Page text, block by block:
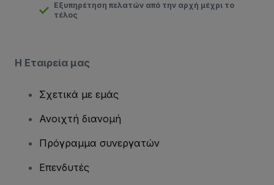
Εξυπηρέτηση πελατών από την αρχή μέχρι το
τέλος
Η Εταιρεία μας
Σχετικά με εμάς
Ανοιχτή διανομή
Πρόγραμμα συνεργατών
Επενδυτές